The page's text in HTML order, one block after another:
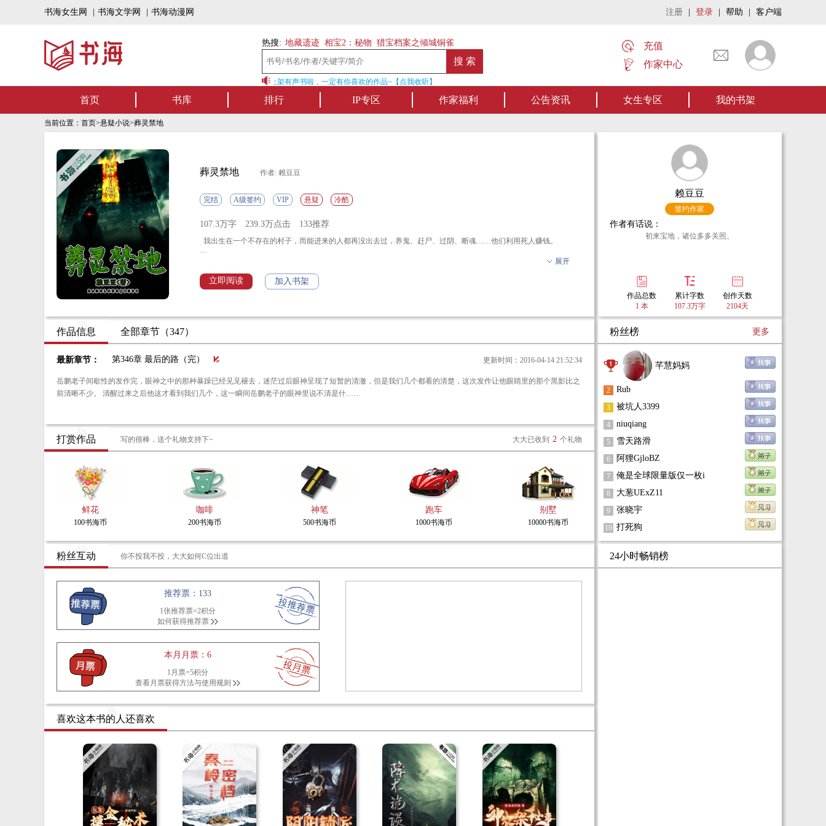
书海女生网 书海文学网 书海动漫网 注册 登录 帮助 客户端
热搜: 地藏遗迹 相宝2：秘物 猎宝档案之倾城铜雀
书海听书——好书可听，书海有声！书海上架有声书啦，一定有你喜欢的作品~【点我收听】
充值
作家中心
首页 书库 排行 IP专区 作家福利 公告资讯 女生专区 我的书架
当前位置： 首页>悬疑小说>葬灵禁地
葬灵禁地 作者: 赖豆豆
完结 A级签约 VIP 悬疑 冷酷
107.3万字 239.3万点击 133推荐
我出生在一个不存在的村子，而能进来的人都再没出去过，养鬼、赶尸、过阴、断魂……他们利用死人赚钱。
终于有天，被逼无奈的父亲为了让我过上正常人的生活，打破禁术带我逃到外面，他跟我说咱们再也不回来了。
可诅咒刚刚开始，离开村子的人就要付出惨痛的代价……
展开
立即阅读 加入书架
作品信息 全部章节（347）
最新章节： 第346章 最后的路（完） 更新时间：2016-04-14 21:52:34
岳鹏老子间歇性的发作完，眼神之中的那种暴躁已经见见褪去，迷茫过后眼神呈现了短暂的清澈，但是我们几个都看的清楚，这次发作让他眼睛里的那个黑影比之
前清晰不少。 清醒过来之后他这才看到我们几个，这一瞬间岳鹏老子的眼神里说不清是什……
打赏作品 写的很棒，送个礼物支持下~ 大大已收到 2 个礼物
鲜花
100书海币
咖啡
200书海币
神笔
500书海币
跑车
1000书海币
别墅
10000书海币
粉丝互动 你不投我不投，大大如何C位出道
推荐票：133
1张推荐票=2积分
如何获得推荐票
本月月票：6
1月票=5积分
查看月票获得方法与使用规则
喜欢这本书的人还喜欢
赖豆豆
签约作家
作者有话说：
初来宝地，诸位多多关照。
作品总数
1 本
累计字数
107.3万字
创作天数
2104天
粉丝榜 更多
芊慧妈妈
2 Rub
3 被坑人3399
4 niuqiang
5 雪天路滑
6 阿狸GjloBZ
7 俺是全球限量版仅一枚i
8 大葱UExZ11
9 张晓宇
10 打死狗
24小时畅销榜